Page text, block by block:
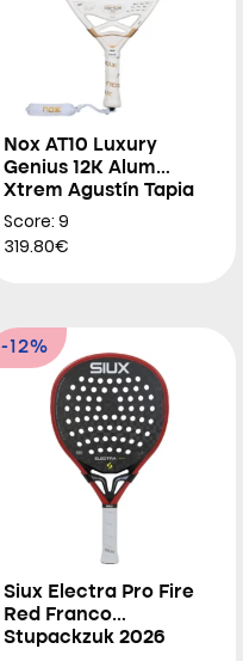
Nox AT10 Luxury
Genius 12K Alum
Xtrem Agustín Tapia
2026
Score: 9
319.80€
-12%
Siux Electra Pro Fire
Red Franco
Stupackzuk 2026